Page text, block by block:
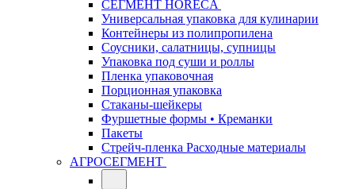
СЕГМЕНТ HORECA
Универсальная упаковка для кулинарии
Контейнеры из полипропилена
Соусники, салатницы, супницы
Упаковка под суши и роллы
Пленка упаковочная
Порционная упаковка
Стаканы-шейкеры
Фуршетные формы • Креманки
Пакеты
Стрейч-пленка Расходные материалы
АГРОСЕГМЕНТ